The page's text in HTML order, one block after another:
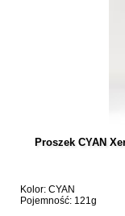
Proszek CYAN
Kolor: CYAN
Pojemność: 121g